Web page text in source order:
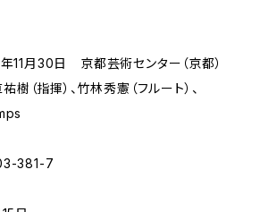
11月30日 京都芸術センター（京都）
揮）、竹林秀憲（フルート）、
381-7